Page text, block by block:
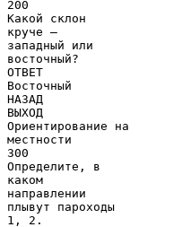
200
Какой склон
круче –
западный или
восточный?
ОТВЕТ
Восточный
НАЗАД
ВЫХОД
Ориентирование на
местности
300
Определите, в
каком
направлении
плывут пароходы
1, 2.